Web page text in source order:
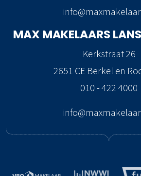
MAX MAKELAARS
Kerkstraat 26
2651 CE Berkel en
010 - 422 4000